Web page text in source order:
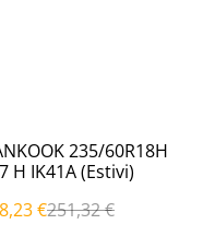
235/60R18H
H IK41A (Estivi)
€251,32 €